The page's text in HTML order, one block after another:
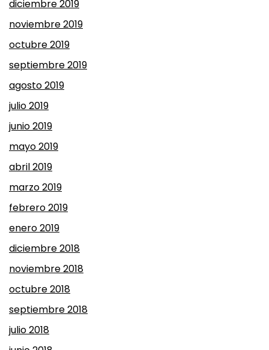
diciembre 2019
noviembre 2019
octubre 2019
septiembre 2019
agosto 2019
julio 2019
junio 2019
mayo 2019
abril 2019
marzo 2019
febrero 2019
enero 2019
diciembre 2018
noviembre 2018
octubre 2018
septiembre 2018
julio 2018